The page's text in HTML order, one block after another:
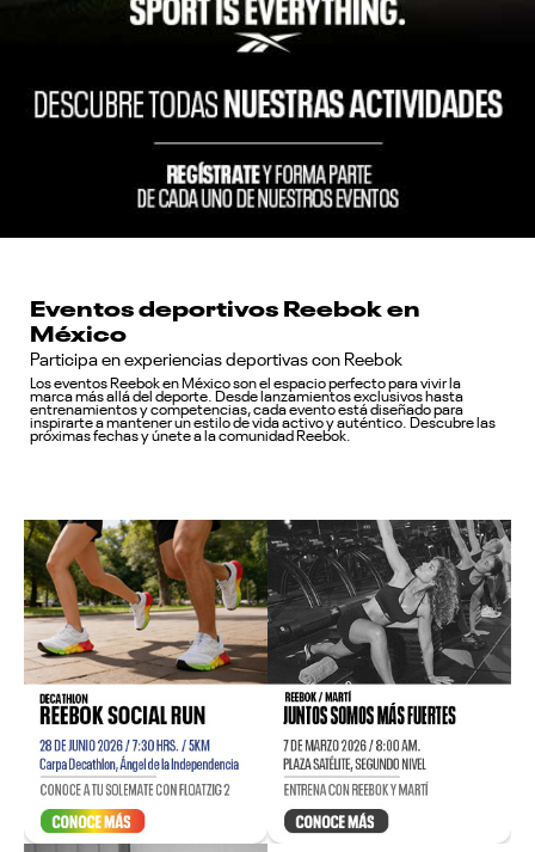
Eventos deportivos Reebok en
México
Participa en experiencias deportivas con Reebok
Los eventos Reebok en México son el espacio perfecto para vivir la
marca más allá del deporte. Desde lanzamientos exclusivos hasta
entrenamientos y competencias, cada evento está diseñado para
inspirarte a mantener un estilo de vida activo y auténtico. Descubre las
próximas fechas y únete a la comunidad Reebok.